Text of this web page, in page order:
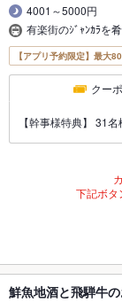
4001～5000円
有楽街のｼﾞｬﾝｶﾗを
【アプリ予約限定】最大
クー
【幹事様特典】 31
下記ボタ
鮮魚地酒と飛騨牛